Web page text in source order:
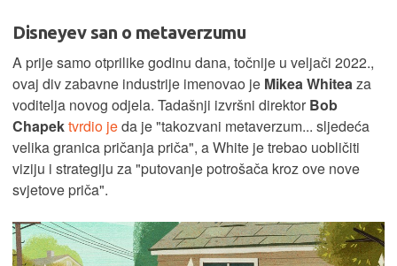
Disneyev san o metaverzumu
A prije samo otprilike godinu dana, točnije u veljači 2022.,
ovaj div zabavne industrije imenovao je Mikea Whiteaza
voditelja novog odjela. Tadašnji izvršni direktor Bob
Chapektvrdio jeda je "takozvani metaverzum... sljedeća
velika granica pričanja priča", a White je trebao uobličiti
viziju i strategiju za "putovanje potrošača kroz ove nove
svjetove priča".